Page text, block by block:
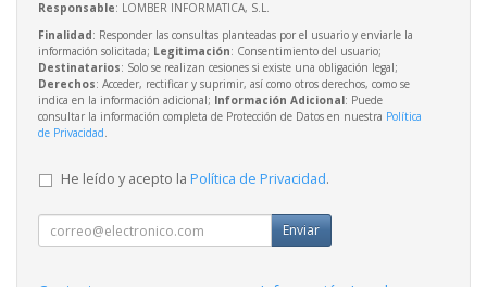
Responsable: LOMBER INFORMATICA, S.L.
Finalidad: Responder las consultas planteadas por el usuario y enviarle la
información solicitada; Legitimación: Consentimiento del usuario;
Destinatarios: Solo se realizan cesiones si existe una obligación legal;
Derechos: Acceder, rectificar y suprimir, así como otros derechos, como se
indica en la información adicional; Información Adicional: Puede
consultar la información completa de Protección de Datos en nuestra Política
de Privacidad.
He leído y acepto la Política de Privacidad.
Enviar